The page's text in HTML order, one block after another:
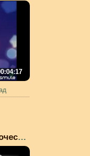
Антихрист. Пророчества....